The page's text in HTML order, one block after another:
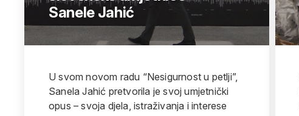
Sanele Jahić
U svom novom radu “Nesigurnost u petlji”,
Sanela Jahić pretvorila je svoj umjetnički
opus – svoja djela, istraživanja i interese